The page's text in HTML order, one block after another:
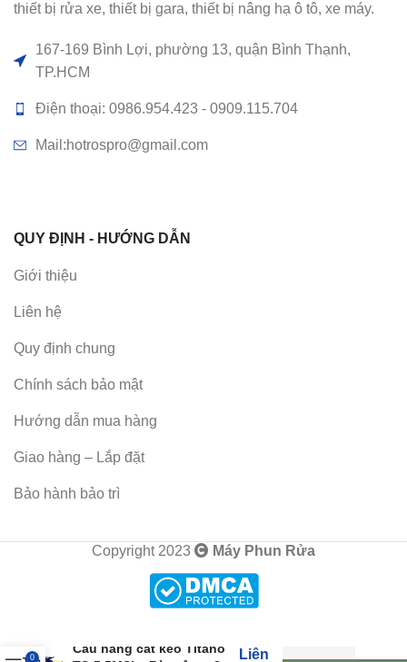
thiết bị rửa xe, thiết bị gara, thiết bị nâng hạ ô tô, xe máy.
167-169 Bình Lợi, phường 13, quận Bình Thạnh,
TP.HCM
Điện thoại: 0986.954.423 - 0909.115.704
Mail:hotrospro@gmail.com
QUY ĐỊNH - HƯỚNG DẪN
Giới thiệu
Liên hệ
Quy định chung
Chính sách bảo mật
Hướng dẫn mua hàng
Giao hàng – Lắp đặt
Bảo hành bảo trì
Copyright 2023 Máy Phun Rửa
Cầu nâng cắt kéo Titano
Liên
0